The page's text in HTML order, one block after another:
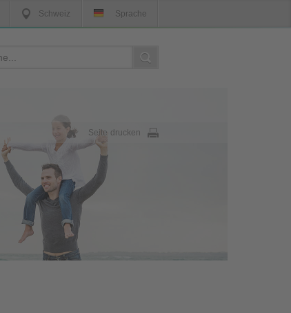
Schweiz Sprache
Seite drucken